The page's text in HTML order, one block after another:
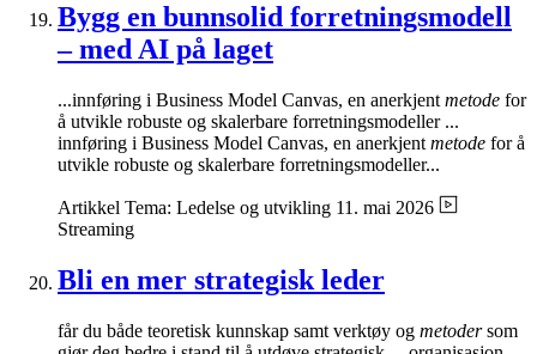
Bygg en bunnsolid forretningsmodell
– med AI på laget
...innføring i Business Model Canvas, en anerkjent metode for
å utvikle robuste og skalerbare forretningsmodeller ...
innføring i Business Model Canvas, en anerkjent metode for å
utvikle robuste og skalerbare forretningsmodeller...
Artikkel Tema: Ledelse og utvikling 11. mai 2026
Streaming
Bli en mer strategisk leder
får du både teoretisk kunnskap samt verktøy og metodersom